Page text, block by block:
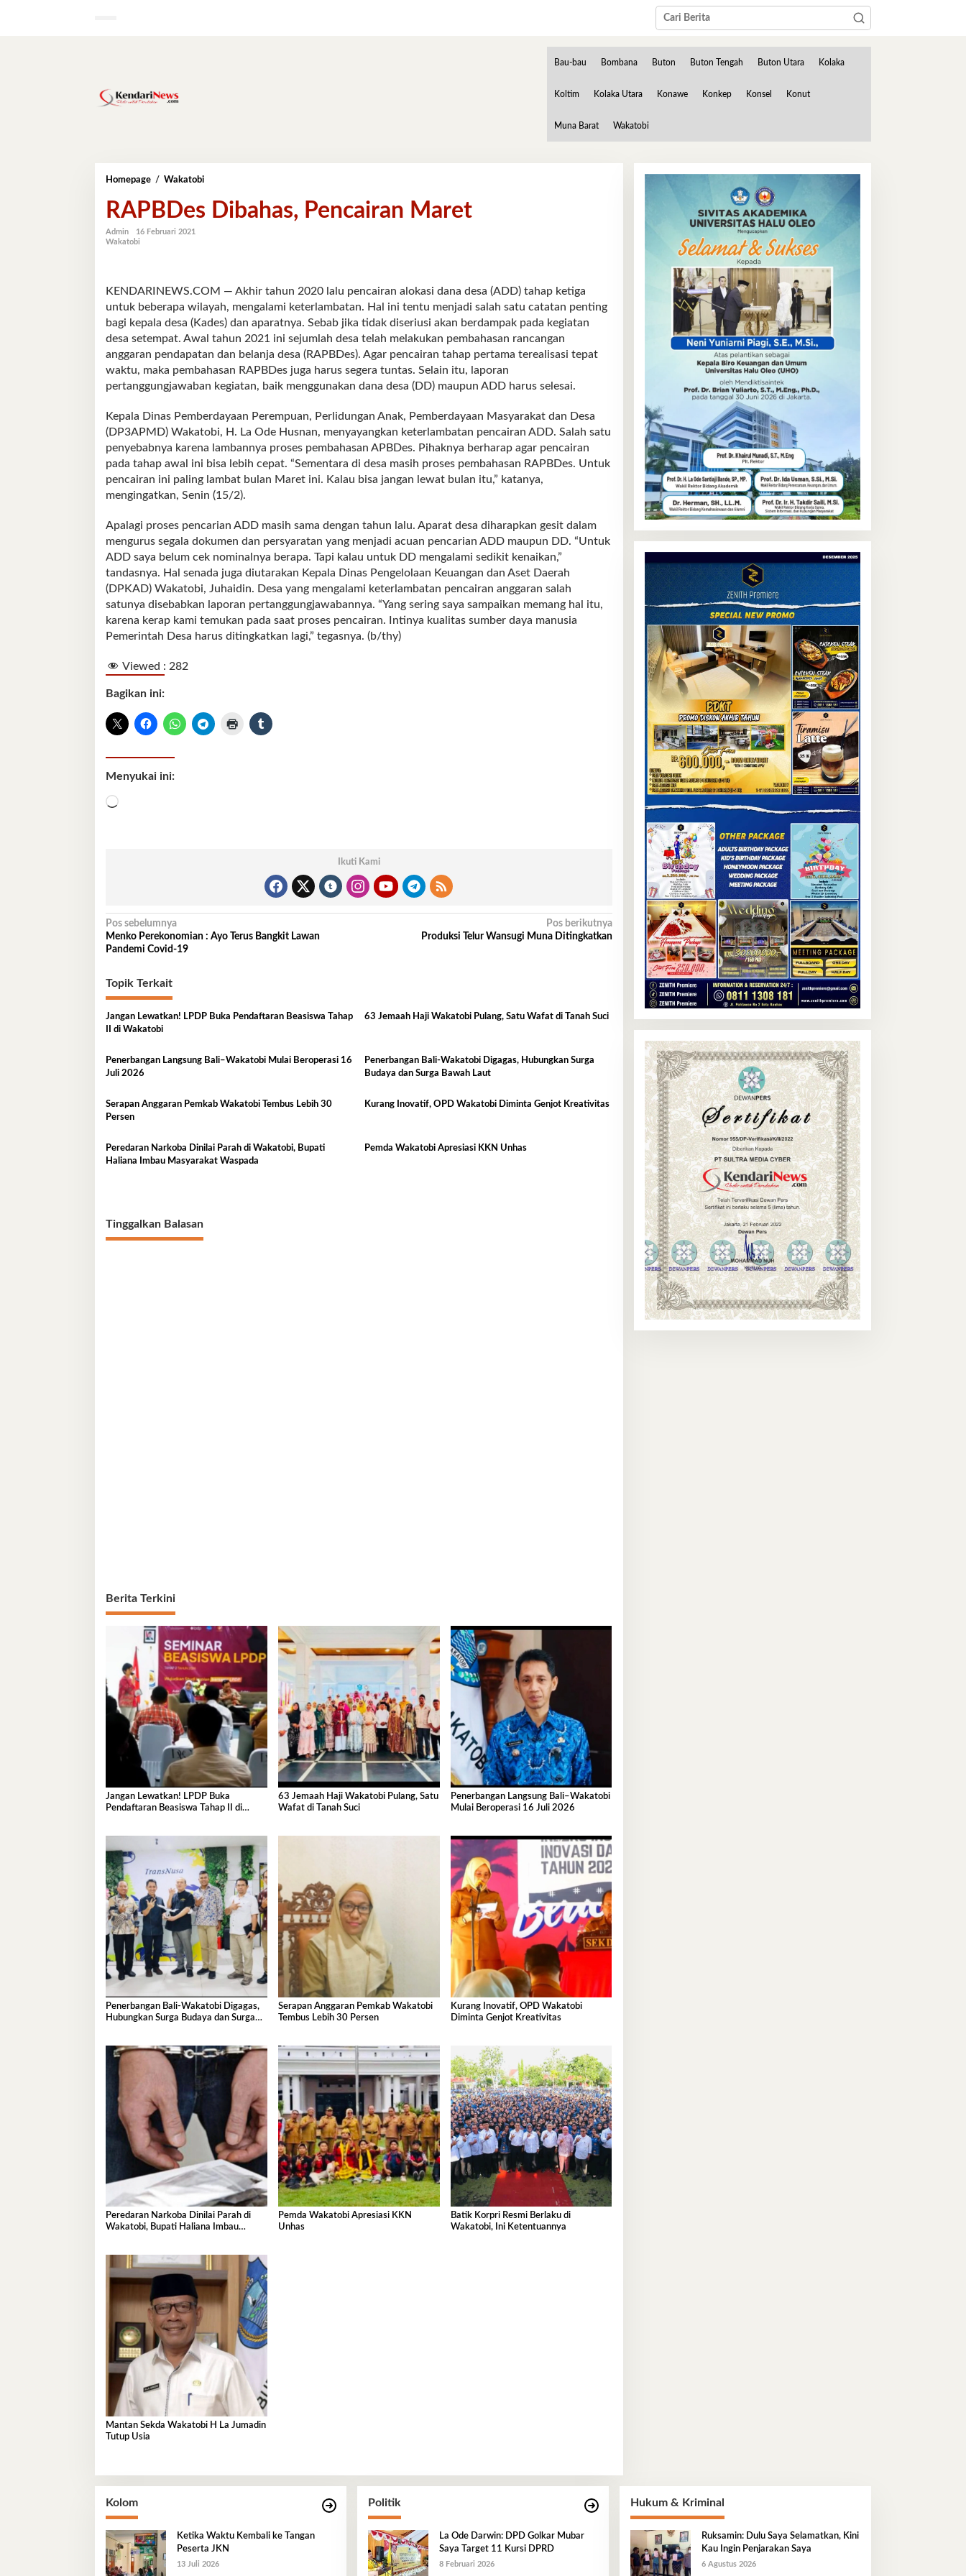
Bau-bau Bombana Buton Buton Tengah Buton Utara Kolaka
Koltim Kolaka Utara Konawe Konkep Konsel Konut
Muna Barat Wakatobi
Homepage / WakatobiRAPBDes
Pencairan
Maret
RAPBDes Dibahas, Pencairan Maret
Admin
16 Februari 2021
Wakatobi
KENDARINEWS.COM — Akhir tahun 2020 lalu pencairan alokasi dana desa (ADD) tahap ketiga
untuk beberapa wilayah, mengalami keterlambatan. Hal ini tentu menjadi salah satu catatan penting
bagi kepala desa (Kades) dan aparatnya. Sebab jika tidak diseriusi akan berdampak pada kegiatan
desa setempat. Awal tahun 2021 ini sejumlah desa telah melakukan pembahasan rancangan
anggaran pendapatan dan belanja desa (RAPBDes). Agar pencairan tahap pertama terealisasi tepat
waktu, maka pembahasan RAPBDes juga harus segera tuntas. Selain itu, laporan
pertanggungjawaban kegiatan, baik menggunakan dana desa (DD) maupun ADD harus selesai.
Kepala Dinas Pemberdayaan Perempuan, Perlidungan Anak, Pemberdayaan Masyarakat dan Desa
(DP3APMD) Wakatobi, H. La Ode Husnan, menyayangkan keterlambatan pencairan ADD. Salah satu
penyebabnya karena lambannya proses pembahasan APBDes. Pihaknya berharap agar pencairan
pada tahap awal ini bisa lebih cepat. “Sementara di desa masih proses pembahasan RAPBDes. Untuk
pencairan ini paling lambat bulan Maret ini. Kalau bisa jangan lewat bulan itu,” katanya,
mengingatkan, Senin (15/2).
Apalagi proses pencarian ADD masih sama dengan tahun lalu. Aparat desa diharapkan gesit dalam
mengurus segala dokumen dan persyaratan yang menjadi acuan pencarian ADD maupun DD. “Untuk
ADD saya belum cek nominalnya berapa. Tapi kalau untuk DD mengalami sedikit kenaikan,”
tandasnya. Hal senada juga diutarakan Kepala Dinas Pengelolaan Keuangan dan Aset Daerah
(DPKAD) Wakatobi, Juhaidin. Desa yang mengalami keterlambatan pencairan anggaran salah
satunya disebabkan laporan pertanggungjawabannya. “Yang sering saya sampaikan memang hal itu,
karena kerap kami temukan pada saat proses pencairan. Intinya kualitas sumber daya manusia
Pemerintah Desa harus ditingkatkan lagi,” tegasnya. (b/thy)
Viewed : 282
Bagikan ini:
Menyukai ini:
Memuat...
Ikuti Kami
Navigasi
pos
Pos sebelumnya
Menko Perekonomian : Ayo Terus Bangkit Lawan
Pandemi Covid-19
Pos berikutnya
Produksi Telur Wansugi Muna Ditingkatkan
Topik Terkait
Jangan Lewatkan! LPDP Buka Pendaftaran Beasiswa Tahap
II di Wakatobi
63 Jemaah Haji Wakatobi Pulang, Satu Wafat di Tanah Suci
Penerbangan Langsung Bali–Wakatobi Mulai Beroperasi 16
Juli 2026
Penerbangan Bali-Wakatobi Digagas, Hubungkan Surga
Budaya dan Surga Bawah Laut
Serapan Anggaran Pemkab Wakatobi Tembus Lebih 30
Persen
Kurang Inovatif, OPD Wakatobi Diminta Genjot Kreativitas
Peredaran Narkoba Dinilai Parah di Wakatobi, Bupati
Haliana Imbau Masyarakat Waspada
Pemda Wakatobi Apresiasi KKN Unhas
Tinggalkan Balasan
Berita Terkini
Jangan Lewatkan! LPDP Buka
Pendaftaran Beasiswa Tahap II di
63 Jemaah Haji Wakatobi Pulang, Satu
Wafat di Tanah Suci
Penerbangan Langsung Bali–Wakatobi
Mulai Beroperasi 16 Juli 2026
Penerbangan Bali-Wakatobi Digagas,
Hubungkan Surga Budaya dan Surga
Serapan Anggaran Pemkab Wakatobi
Tembus Lebih 30 Persen
Kurang Inovatif, OPD Wakatobi
Diminta Genjot Kreativitas
Peredaran Narkoba Dinilai Parah di
Wakatobi, Bupati Haliana Imbau
Pemda Wakatobi Apresiasi KKN
Unhas
Batik Korpri Resmi Berlaku di
Wakatobi, Ini Ketentuannya
Mantan Sekda Wakatobi H La Jumadin
Tutup Usia
Kolom
Ketika Waktu Kembali ke Tangan
Peserta JKN
13 Juli 2026
Politik
La Ode Darwin: DPD Golkar Mubar
Saya Target 11 Kursi DPRD
8 Februari 2026
Hukum & Kriminal
Ruksamin: Dulu Saya Selamatkan, Kini
Kau Ingin Penjarakan Saya
6 Agustus 2026